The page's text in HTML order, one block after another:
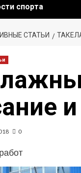
спорта
СТАТЬИ
0